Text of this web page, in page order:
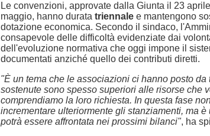
Le convenzioni, approvate dalla Giunta il 23
maggio, hanno durata triennale e mantengono
dotazione economica. Secondo il sindaco,
consapevole delle difficoltà evidenziate dai
dell'evoluzione normativa che oggi impone il
documentati anziché quello dei contributi diretti.
"È un tema che le associazioni ci hanno posto da
sostenute sono spesso superiori alle risorse che
comprendiamo la loro richiesta. In questa fase
incrementare ulteriormente gli stanziamenti, ma
potrà essere affrontata nei prossimi bilanci", ha